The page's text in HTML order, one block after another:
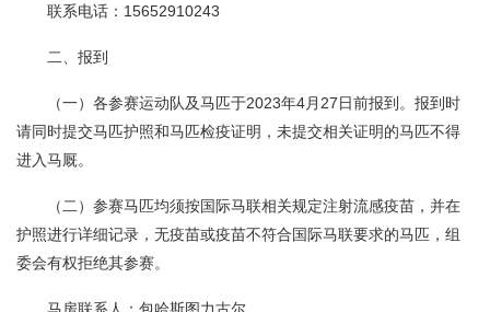
联系电话：15652910243
二、报到
（一）各参赛运动队及马匹于2023年4月27日前报到。报到时
请同时提交马匹护照和马匹检疫证明，未提交相关证明的马匹不得
进入马厩。
（二）参赛马匹均须按国际马联相关规定注射流感疫苗，并在
护照进行详细记录，无疫苗或疫苗不符合国际马联要求的马匹，组
委会有权拒绝其参赛。
马房联系人：包哈斯图力古尔